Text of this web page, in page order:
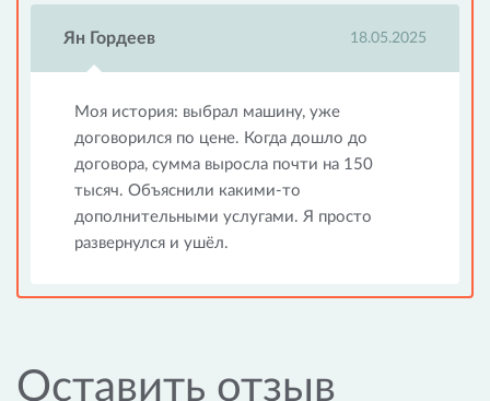
Ян Гордеев 18.05.2025
Моя история: выбрал машину, уже
договорился по цене. Когда дошло до
договора, сумма выросла почти на 150
тысяч. Объяснили какими-то
дополнительными услугами. Я просто
развернулся и ушёл.
Оставить отзыв